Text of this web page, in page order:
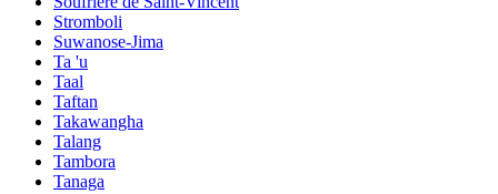
Stromboli
Suwanose-Jima
Ta 'u
Taal
Taftan
Takawangha
Talang
Tambora
Tanaga